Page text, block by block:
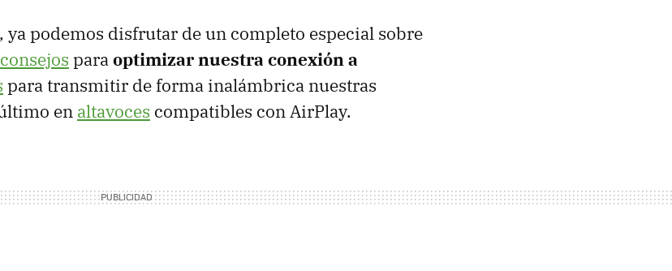
ya podemos disfrutar de un completo especial sobre
consejos paraoptimizar nuestra conexión a
para transmitir de forma inalámbrica nuestras
en altavoces compatibles con AirPlay.